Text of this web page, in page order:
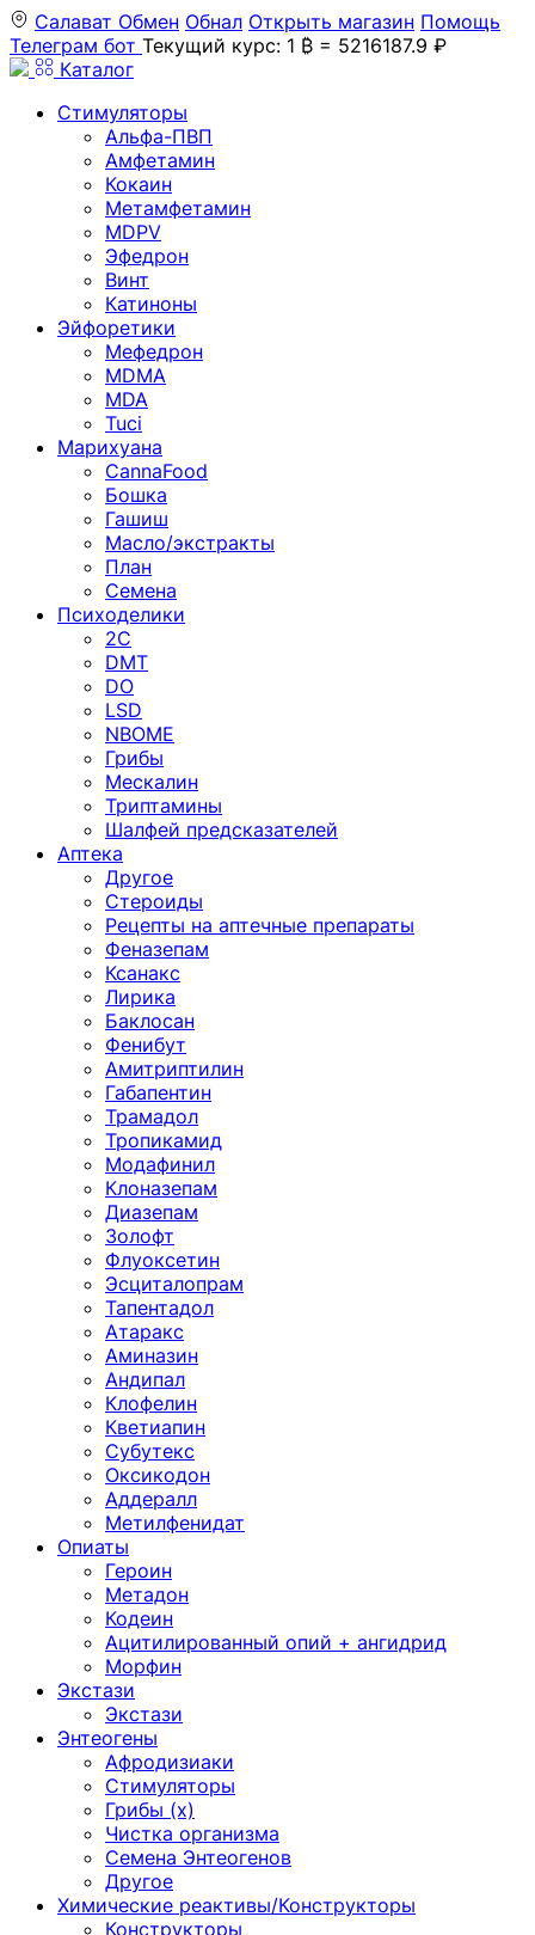
Салават Обмен Обнал Открыть магазин Помощь
Телеграм бот Текущий курс: 1 ₿ = 5216187.9 ₽
Каталог
Стимуляторы
Альфа-ПВП
Амфетамин
Кокаин
Метамфетамин
MDPV
Эфедрон
Винт
Катиноны
Эйфоретики
Мефедрон
MDMA
MDA
Tuci
Марихуана
CannaFood
Бошка
Гашиш
Масло/экстракты
План
Семена
Психоделики
2C
DMT
DO
LSD
NBOME
Грибы
Мескалин
Триптамины
Шалфей предсказателей
Аптека
Другое
Стероиды
Рецепты на аптечные препараты
Феназепам
Ксанакс
Лирика
Баклосан
Фенибут
Амитриптилин
Габапентин
Трамадол
Тропикамид
Модафинил
Клоназепам
Диазепам
Золофт
Флуоксетин
Эсциталопрам
Тапентадол
Атаракс
Аминазин
Андипал
Клофелин
Кветиапин
Субутекс
Оксикодон
Аддералл
Метилфенидат
Опиаты
Героин
Метадон
Кодеин
Ацитилированный опий + ангидрид
Морфин
Экстази
Экстази
Энтеогены
Афродизиаки
Стимуляторы
Грибы (х)
Чистка организма
Семена Энтеогенов
Другое
Химические реактивы/Конструкторы
Конструкторы